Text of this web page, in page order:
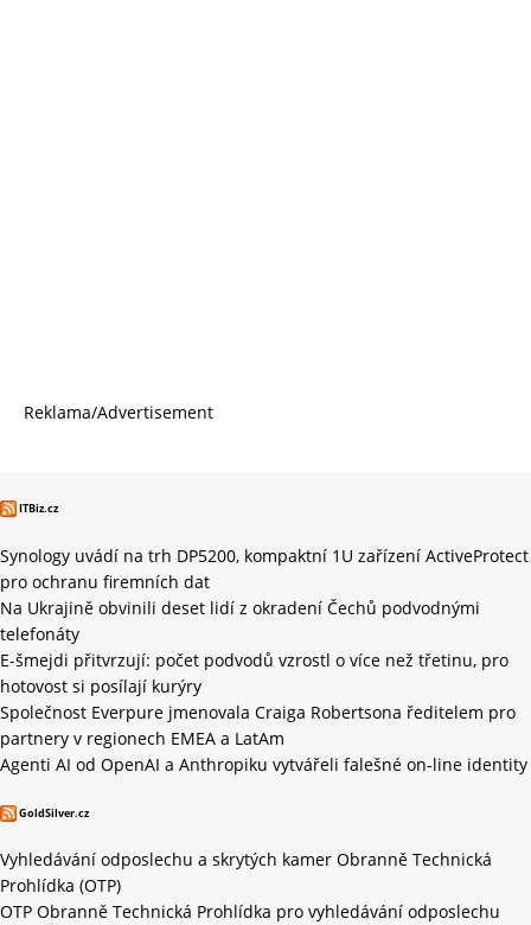
Reklama/Advertisement
ITBiz.cz
Synology uvádí na trh DP5200, kompaktní 1U zařízení ActiveProtect
pro ochranu firemních dat
Na Ukrajině obvinili deset lidí z okradení Čechů podvodnými
telefonáty
E-šmejdi přitvrzují: počet podvodů vzrostl o více než třetinu, pro
hotovost si posílají kurýry
Společnost Everpure jmenovala Craiga Robertsona ředitelem pro
partnery v regionech EMEA a LatAm
Agenti AI od OpenAI a Anthropiku vytvářeli falešné on-line identity
GoldSilver.cz
Vyhledávání odposlechu a skrytých kamer Obranně Technická
Prohlídka (OTP)
OTP Obranně Technická Prohlídka pro vyhledávání odposlechu